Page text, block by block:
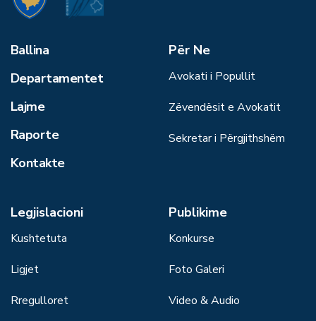
Ballina
Departamentet
Lajme
Raporte
Kontakte
Për Ne
Avokati i Popullit
Zëvendësit e Avokatit
Sekretar i Përgjithshëm
Legjislacioni
Kushtetuta
Ligjet
Rregulloret
Publikime
Konkurse
Foto Galeri
Video & Audio